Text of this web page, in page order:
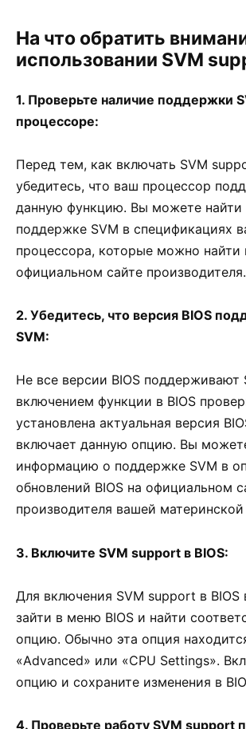
На что обратить
использовании SVM
1. Проверьте наличие поддержки
процессоре:
Перед тем, как включать SVM
убедитесь, что ваш процессор
данную функцию. Вы можете
поддержке SVM в спецификациях
процессора, которые можно найти
официальном сайте производителя.
2. Убедитесь, что версия BIOS
SVM:
Не все версии BIOS поддерживают
включением функции в BIOS
установлена актуальная версия
включает данную опцию. Вы
информацию о поддержке SVM в
обновлений BIOS на официальном
производителя вашей материнской
3. Включите SVM support в BIOS:
Для включения SVM support в
зайти в меню BIOS и найти
опцию. Обычно эта опция
«Advanced» или «CPU Settings».
опцию и сохраните изменения в
4. Проверьте работу SVM support